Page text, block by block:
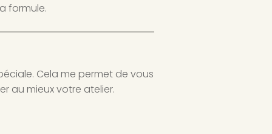
formule.
Cela me permet de vous
au mieux votre atelier.